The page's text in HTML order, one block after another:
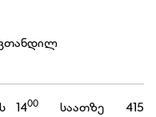
1400საათზე 415